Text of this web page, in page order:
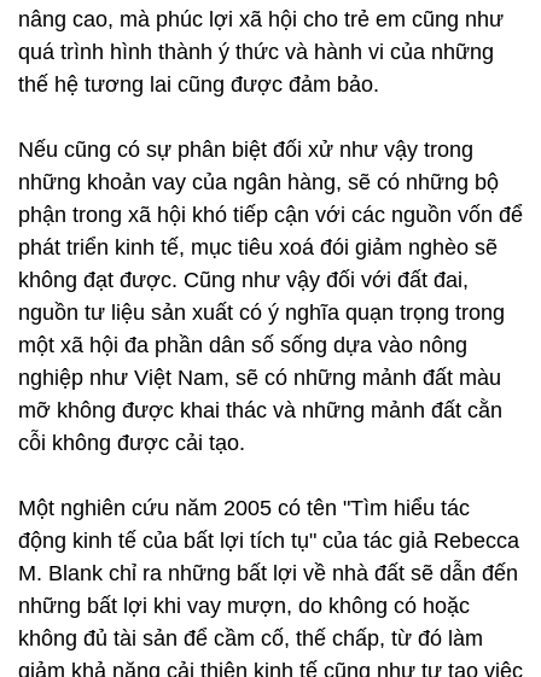
nâng cao, mà phúc lợi xã hội cho trẻ em cũng như
quá trình hình thành ý thức và hành vi của những
thế hệ tương lai cũng được đảm bảo.
Nếu cũng có sự phân biệt đối xử như vậy trong
những khoản vay của ngân hàng, sẽ có những bộ
phận trong xã hội khó tiếp cận với các nguồn vốn để
phát triển kinh tế, mục tiêu xoá đói giảm nghèo sẽ
không đạt được. Cũng như vậy đối với đất đai,
nguồn tư liệu sản xuất có ý nghĩa quạn trọng trong
một xã hội đa phần dân số sống dựa vào nông
nghiệp như Việt Nam, sẽ có những mảnh đất màu
mỡ không được khai thác và những mảnh đất cằn
cỗi không được cải tạo.
Một nghiên cứu năm 2005 có tên "Tìm hiểu tác
động kinh tế của bất lợi tích tụ" của tác giả Rebecca
M. Blank chỉ ra những bất lợi về nhà đất sẽ dẫn đến
những bất lợi khi vay mượn, do không có hoặc
không đủ tài sản để cầm cố, thế chấp, từ đó làm
giảm khả năng cải thiện kinh tế cũng như tự tạo việc